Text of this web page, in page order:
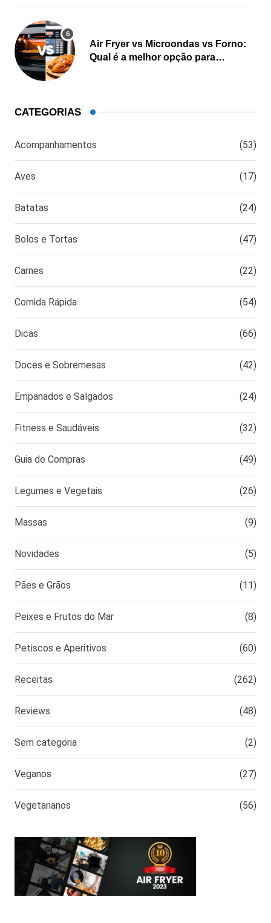
Air Fryer vs Microondas vs Forno:
Qual é a melhor opção para
CATEGORIAS
Acompanhamentos (53)
Aves (17)
Batatas (24)
Bolos e Tortas (47)
Carnes (22)
Comida Rápida (54)
Dicas (66)
Doces e Sobremesas (42)
Empanados e Salgados (24)
Fitness e Saudáveis (32)
Guia de Compras (49)
Legumes e Vegetais (26)
Massas (9)
Novidades (5)
Pães e Grãos (11)
Peixes e Frutos do Mar (8)
Petiscos e Aperitivos (60)
Receitas (262)
Reviews (48)
Sem categoria (2)
Veganos (27)
Vegetarianos (56)